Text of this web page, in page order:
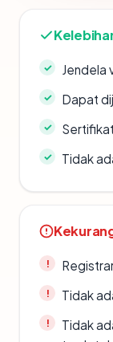
Jendela
Dapat
Tidak
Tidak
Tidak